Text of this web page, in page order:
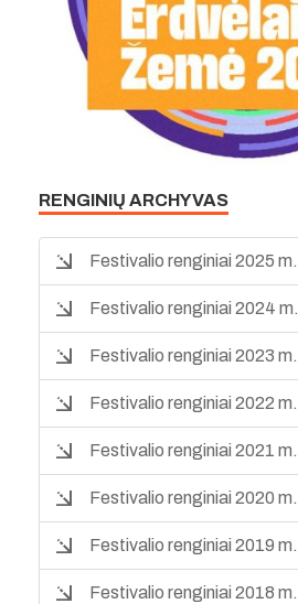
RENGINIŲ ARCHYVAS
Festivalio renginiai 2025 m.
Festivalio renginiai 2024 m.
Festivalio renginiai 2023 m.
Festivalio renginiai 2022 m.
Festivalio renginiai 2021 m.
Festivalio renginiai 2020 m.
Festivalio renginiai 2019 m.
Festivalio renginiai 2018 m.